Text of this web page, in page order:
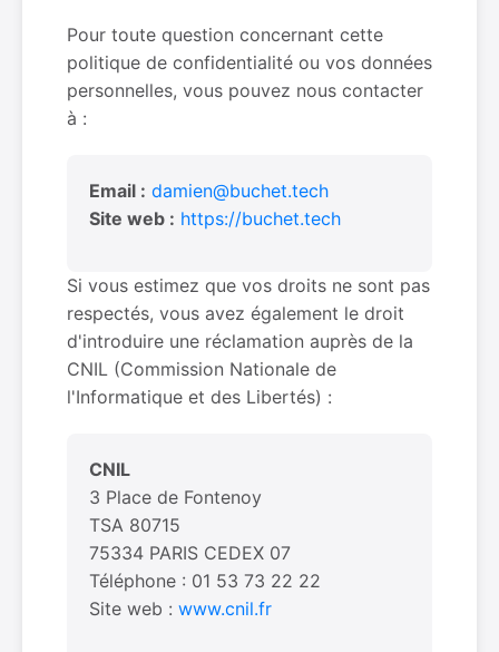
Pour toute question concernant cette
politique de confidentialité ou vos données
personnelles, vous pouvez nous contacter
à :
Email : damien@buchet.tech
Site web : https://buchet.tech
Si vous estimez que vos droits ne sont pas
respectés, vous avez également le droit
d'introduire une réclamation auprès de la
CNIL (Commission Nationale de
l'Informatique et des Libertés) :
CNIL
3 Place de Fontenoy
TSA 80715
75334 PARIS CEDEX 07
Téléphone : 01 53 73 22 22
Site web : www.cnil.fr